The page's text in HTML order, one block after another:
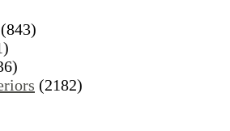
(843)
(2182)